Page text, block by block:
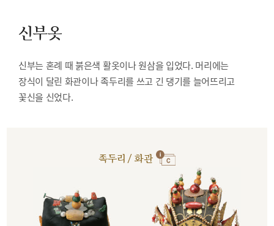
신부옷
신부는 혼례 때 붉은색 활옷이나 원삼을 입었다. 머리에는
장식이 달린 화관이나 족두리를 쓰고 긴 댕기를 늘어뜨리고
꽃신을 신었다.
족두리 / 화관